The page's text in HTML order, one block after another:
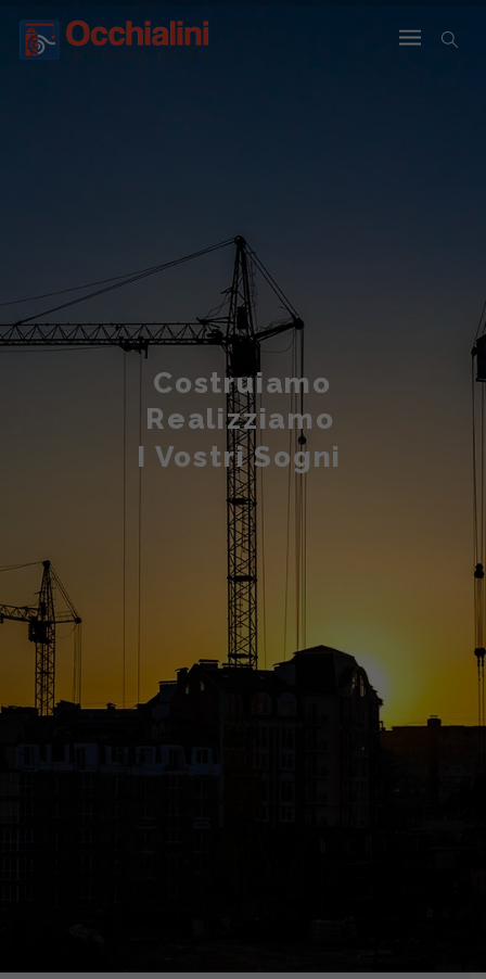
Costruiamo
Realizziamo
I Vostri Sogni